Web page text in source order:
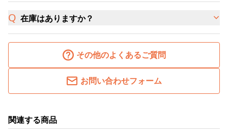
在庫はありますか？
その他のよくあるご質問
お問い合わせフォーム
関連する商品